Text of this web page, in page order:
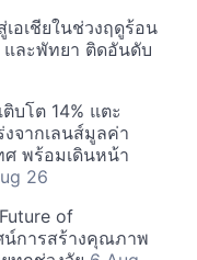
เอเชียในช่วงฤดูร้อน
และพัทยา ติดอันดับ
บโต 14% แตะ
จากเลนส์มูลค่า
ศ พร้อมเดินหน้า
26
of
น์การสร้างคุณภาพ